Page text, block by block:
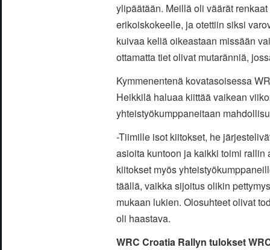
ylipäätään. Meillä oli väärät
erikoiskokeelle, ja otettiin siksi
kuivaa keliä oikeastaan missään
ottamatta tiet olivat mutaränniä,
Kymmenentenä kovatasoisessa
Heikkilä haluaa kiittää vaikean
yhteistyökumppaneitaan
-Tiimille isot kiitokset, he
asioita kuntoon ja kaikki toimi rallin
kiitokset myös
täällä, vaikka sijoitus olikin
mukaan lukien. Olosuhteet olivat
oli haastava.
WRC Croatia Rallyn tulokset